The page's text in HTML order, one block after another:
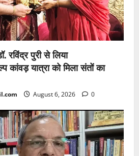
रविंद्र पुरी से लिया
कांवड़ यात्रा को मिला संतों का
August 6, 2026 0